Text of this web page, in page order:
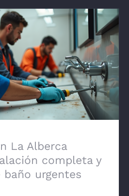
La Alberca Murcia:
y reformas de baño
urgentes
La Alberca
completa y
urgentes